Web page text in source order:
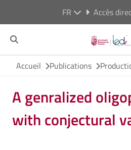
FR Accès
Accueil Publications
A genralized
with conjectural